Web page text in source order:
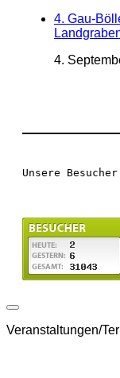
4. Gau-
4.
Unsere
Veranstaltungen/